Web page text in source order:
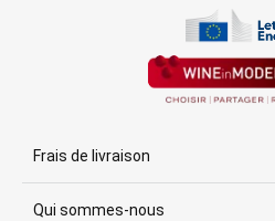
Frais de livraison
Qui sommes-nous